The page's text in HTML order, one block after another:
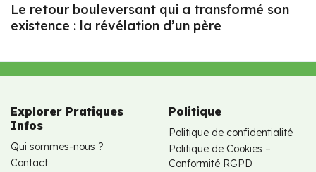
Le retour bouleversant qui a transformé son
existence : la révélation d’un père
Explorer Pratiques
Infos
Qui sommes-nous ?
Contact
Politique
Politique de confidentialité
Politique de Cookies –
Conformité RGPD